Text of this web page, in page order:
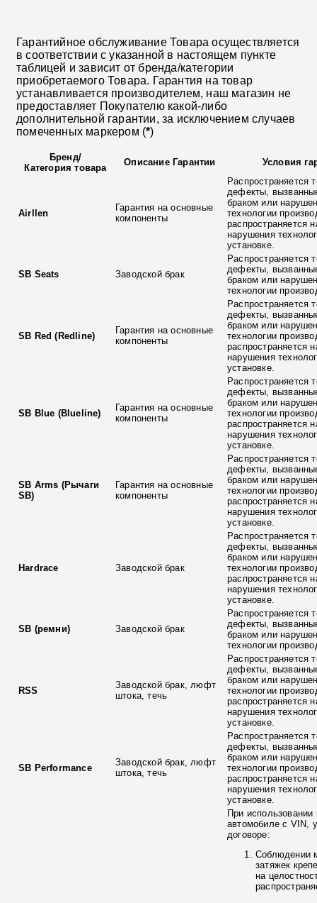
Гарантийное обслуживание Товара осуществляется
в соответствии с указанной в настоящем пункте
таблицей и зависит от бренда/категории
приобретаемого Товара. Гарантия на товар
устанавливается производителем, наш магазин не
предоставляет Покупателю какой-либо
дополнительной гарантии, за исключением случаев
помеченных маркером (*)
Бренд/
Категория товара
Описание Гарантии Условия
Airllen
Гарантия на основные
компоненты
Распространяется
дефекты,
браком или
технологии
распространяется
нарушения
установке.
SB Seats Заводской брак
Распространяется
дефекты,
браком или
технологии
SB Red (Redline)
Гарантия на основные
компоненты
Распространяется
дефекты,
браком или
технологии
распространяется
нарушения
установке.
SB Blue (Blueline)
Гарантия на основные
компоненты
Распространяется
дефекты,
браком или
технологии
распространяется
нарушения
установке.
SB Arms (Рычаги
SB)
Гарантия на основные
компоненты
Распространяется
дефекты,
браком или
технологии
распространяется
нарушения
установке.
Hardrace Заводской брак
Распространяется
дефекты,
браком или
технологии
распространяется
нарушения
установке.
SB (ремни) Заводской брак
Распространяется
дефекты,
браком или
технологии
RSS
Заводской брак, люфт
штока, течь
Распространяется
дефекты,
браком или
технологии
распространяется
нарушения
установке.
SB Performance
Заводской брак, люфт
штока, течь
Распространяется
дефекты,
браком или
технологии
распространяется
нарушения
установке.
При использовании
автомобиле с VIN,
договоре:
Соблюдении
затяжек
на